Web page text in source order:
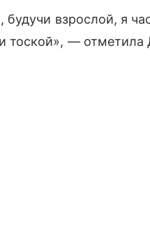
взрослой, я
тоской», —